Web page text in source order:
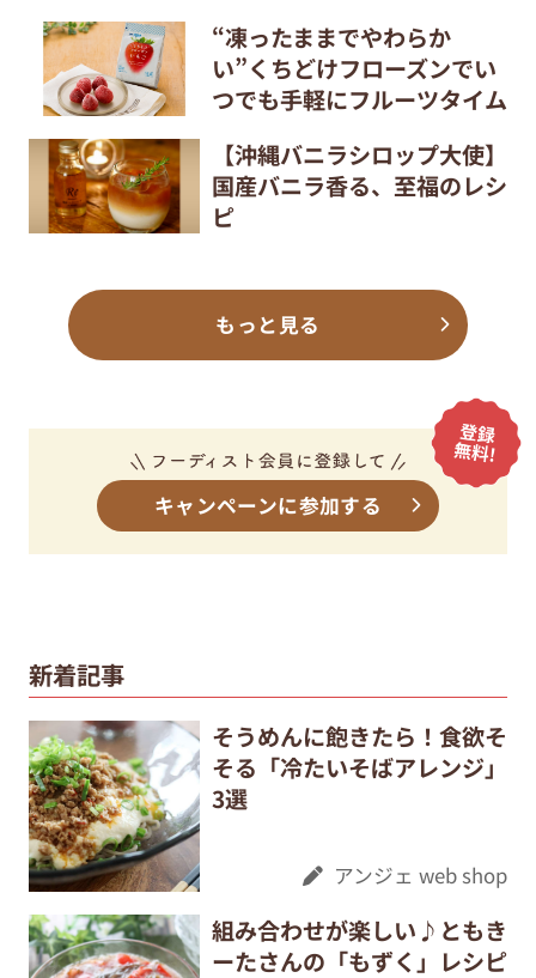
“凍ったままでやわらか
い”くちどけフローズンでい
つでも手軽にフルーツタイム
【沖縄バニラシロップ大使】
国産バニラ香る、至福のレシ
ピ
もっと見る
キャンペーンに参加する
新着記事
そうめんに飽きたら！食欲そ
そる「冷たいそばアレンジ」
3選
アンジェ web shop
組み合わせが楽しい♪ともき
ーたさんの「もずく」レシピ